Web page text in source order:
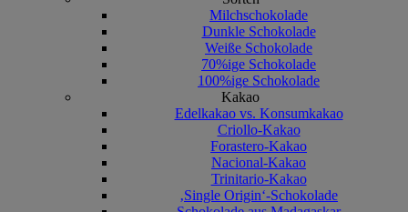
Milchschokolade
Dunkle Schokolade
Weiße Schokolade
70%ige Schokolade
100%ige Schokolade
Kakao
Edelkakao vs. Konsumkakao
Criollo-Kakao
Forastero-Kakao
Nacional-Kakao
Trinitario-Kakao
‚Single Origin‘-Schokolade